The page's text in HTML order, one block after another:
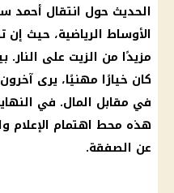
الحديث حول انتقال أحمد
الأوساط الرياضية، حيث
مزيدًا من الزيت على النار.
كان خيارًا مهنيًا، يرى
في مقابل المال. في
هذه محط اهتمام الإعلام
عن الصفقة.